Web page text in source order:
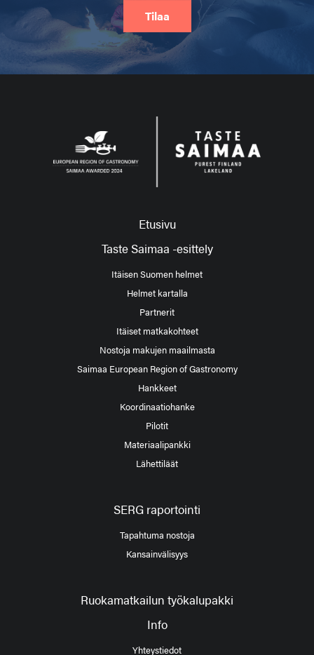
Tilaa
Etusivu
Taste Saimaa -esittely
Itäisen Suomen helmet
Helmet kartalla
Partnerit
Itäiset matkakohteet
Nostoja makujen maailmasta
Saimaa European Region of Gastronomy
Hankkeet
Koordinaatiohanke
Pilotit
Materiaalipankki
Lähettiläät
SERG raportointi
Tapahtuma nostoja
Kansainvälisyys
Ruokamatkailun työkalupakki
Info
Yhteystiedot